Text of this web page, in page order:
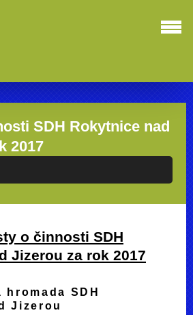
SDH Rokytnice nad
2017
o činnosti SDH
Jizerou za rok 2017
SDH
Jizerou